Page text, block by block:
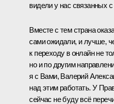
видели у нас связанных
Вместе с тем страна
сами ожидали, и лучше,
к переходу в онлайн не
но и по другим
я с Вами, Валерий
над этим работать. У
сейчас не буду всё